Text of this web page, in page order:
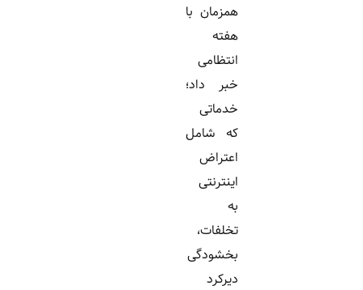
همزمان با
انتظامی
خبر داد؛
خدماتی
که شامل
اعتراض
اینترنتی
تخلفات،
بخشودگی
دیرکرد